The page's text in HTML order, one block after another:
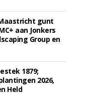
gunt
aan Jonkers
Group en
1879;
2026,
Held